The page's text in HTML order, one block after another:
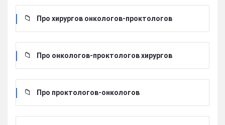
Про хирургов онкологов-проктологов
Про онкологов-проктологов хирургов
Про проктологов-онкологов